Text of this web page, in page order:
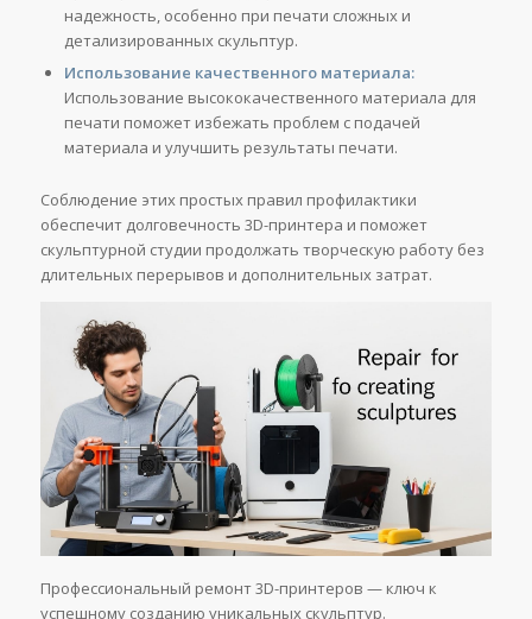
надежность, особенно при печати сложных и
детализированных скульптур.
Использование качественного материала:
Использование высококачественного материала для
печати поможет избежать проблем с подачей
материала и улучшить результаты печати.
Соблюдение этих простых правил профилактики
обеспечит долговечность 3D-принтера и поможет
скульптурной студии продолжать творческую работу без
длительных перерывов и дополнительных затрат.
Профессиональный ремонт 3D-принтеров — ключ к
успешному созданию уникальных скульптур.